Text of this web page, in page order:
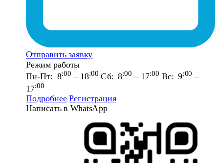
Отправить заявку
Режим работы
Пн-Пт: 8:00 – 18:00 Сб: 8:00 – 17:00 Вс: 9:00 –
17:00
Подробнее Регистрация
Написать в WhatsApp